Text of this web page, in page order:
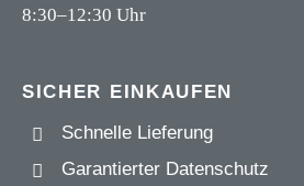
8:30–12:30 Uhr
SICHER EINKAUFEN
Schnelle Lieferung
Garantierter Datenschutz